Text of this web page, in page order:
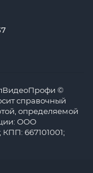
©
справочный
определяемой
ООО
667101001;